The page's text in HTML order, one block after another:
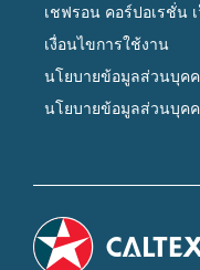
เชฟรอน คอร์ปอเรชั่น
เงื่อนไขการใช้งาน
นโยบายข้อมูลส่วนบุค
นโยบายข้อมูลส่วนบุค